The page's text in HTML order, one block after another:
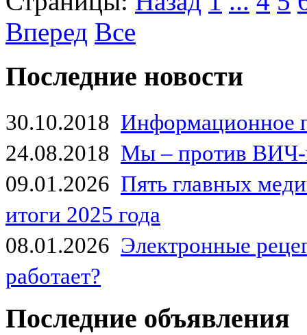
Вперед Все
Последние новости
30.10.2018 Информационное
24.08.2018 Мы – против
09.01.2026 Пять главных
итоги 2025 года
08.01.2026 Электронные
работает?
Последние объявления